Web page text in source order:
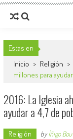
Estas en
Inicio > Religión >
millones para
2016: La Iglesia
ayudar a 4,7 de
Religión byÍñigo